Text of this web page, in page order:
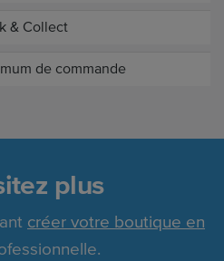
& Collect
de commande
plus
créer votre boutique en